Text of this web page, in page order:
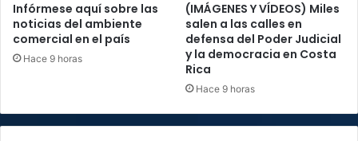
Infórmese aquí sobre las
noticias del ambiente
comercial en el país
Hace 9 horas
(IMÁGENES Y VÍDEOS) Miles
salen a las calles en
defensa del Poder Judicial
y la democracia en Costa
Rica
Hace 9 horas